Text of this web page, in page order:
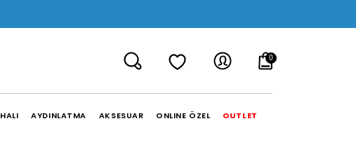
0
HALI AYDINLATMA AKSESUAR ONLINE ÖZEL OUTLET